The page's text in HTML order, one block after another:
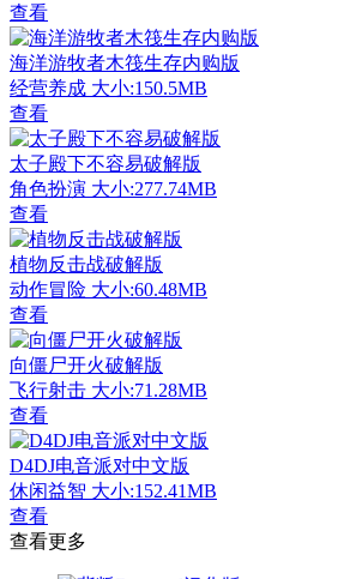
查看
海洋游牧者木筏生存内购版
经营养成 大小:150.5MB
查看
太子殿下不容易破解版
角色扮演 大小:277.74MB
查看
植物反击战破解版
动作冒险 大小:60.48MB
查看
向僵尸开火破解版
飞行射击 大小:71.28MB
查看
D4DJ电音派对中文版
休闲益智 大小:152.41MB
查看
查看更多